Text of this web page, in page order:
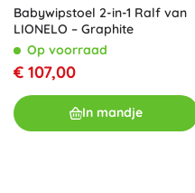
Babywipstoel 2-in-1 Ralf van
LIONELO – Graphite
Op voorraad
€ 107,00
In mandje